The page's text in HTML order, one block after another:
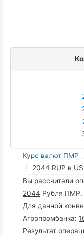
Курс валют ПМР
2044 RUP в
Вы рассчитали
2044 Рубля ПМР.
Для данной
Агропромбанка:
Результат